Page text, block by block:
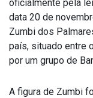
oficialmente pela
data 20 de
Zumbi dos
país, situado entre
por um grupo de
A figura de Zumbi